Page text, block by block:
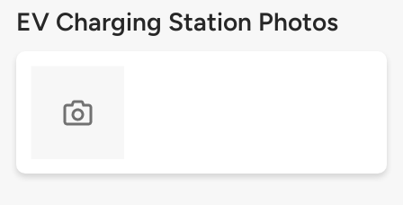
EV Charging Station Photos